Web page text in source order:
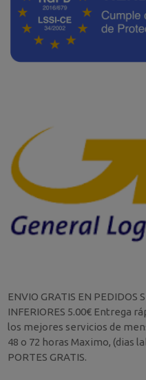
ENVIO GRATIS EN PEDIDOS
INFERIORES 5.00€ Entrega
los mejores servicios de
48 o 72 horas Maximo, (dias
PORTES GRATIS.